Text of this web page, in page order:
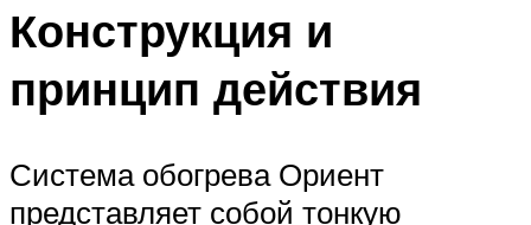
Конструкция и
принцип действия
Система обогрева Ориент
представляет собой тонкую